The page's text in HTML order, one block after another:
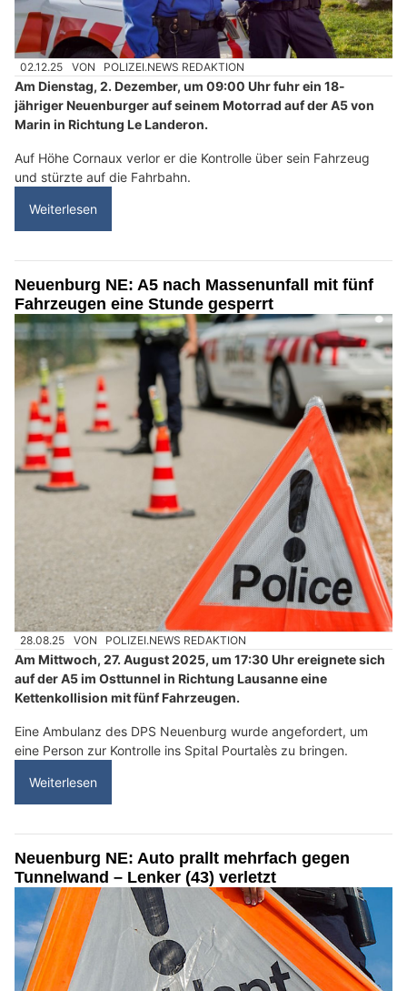
02.12.25 VON POLIZEI.NEWS REDAKTION
Am Dienstag, 2. Dezember, um 09:00 Uhr fuhr ein 18-
jähriger Neuenburger auf seinem Motorrad auf der A5 von
Marin in Richtung Le Landeron.
Auf Höhe Cornaux verlor er die Kontrolle über sein Fahrzeug
und stürzte auf die Fahrbahn.
Weiterlesen
Neuenburg NE: A5 nach Massenunfall mit fünf
Fahrzeugen eine Stunde gesperrt
28.08.25 VON POLIZEI.NEWS REDAKTION
Am Mittwoch, 27. August 2025, um 17:30 Uhr ereignete sich
auf der A5 im Osttunnel in Richtung Lausanne eine
Kettenkollision mit fünf Fahrzeugen.
Eine Ambulanz des DPS Neuenburg wurde angefordert, um
eine Person zur Kontrolle ins Spital Pourtalès zu bringen.
Weiterlesen
Neuenburg NE: Auto prallt mehrfach gegen
Tunnelwand – Lenker (43) verletzt